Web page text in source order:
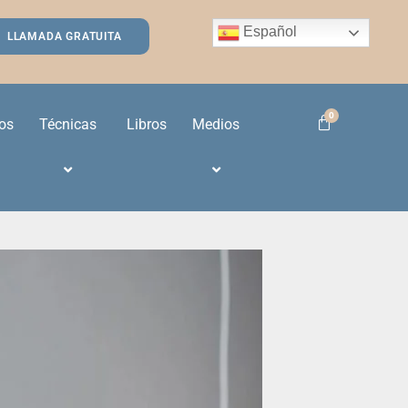
LLAMADA GRATUITA Español
Técnicas Libros Medios